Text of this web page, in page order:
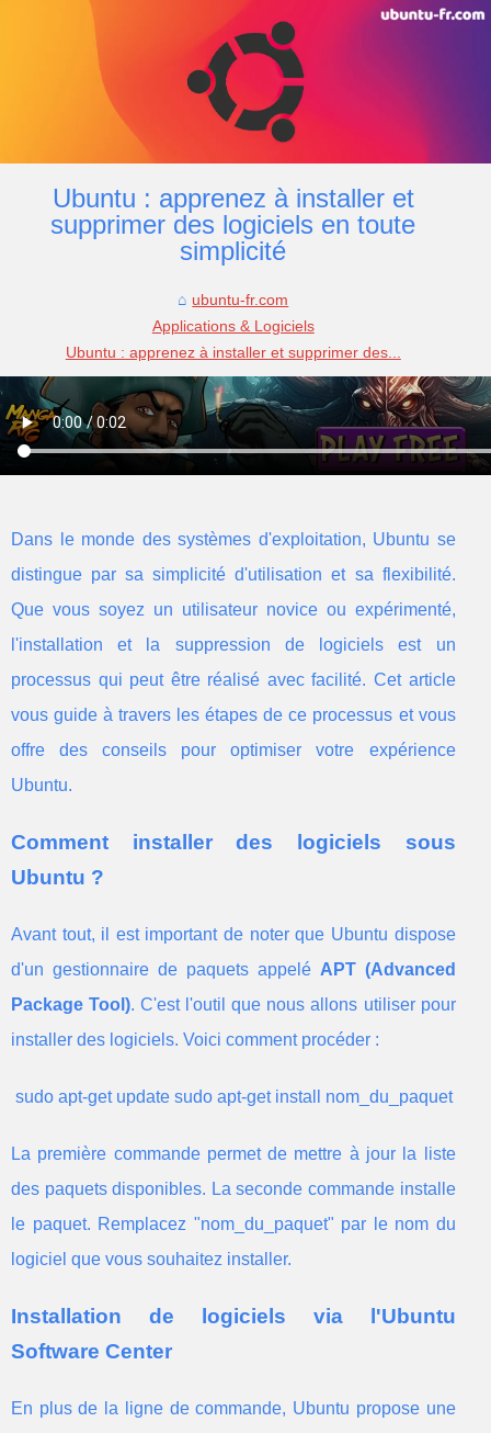
Ubuntu : apprenez à installer et
supprimer des logiciels en toute
simplicité
ubuntu-fr.com
Applications & Logiciels
Ubuntu : apprenez à installer et supprimer des...
Dans le monde des systèmes d'exploitation, Ubuntu se
distingue par sa simplicité d'utilisation et sa flexibilité.
Que vous soyez un utilisateur novice ou expérimenté,
l'installation et la suppression de logiciels est un
processus qui peut être réalisé avec facilité. Cet article
vous guide à travers les étapes de ce processus et vous
offre des conseils pour optimiser votre expérience
Ubuntu.
Comment installer des logiciels sous
Ubuntu ?
Avant tout, il est important de noter que Ubuntu dispose
d'un gestionnaire de paquets appelé APT (Advanced
Package Tool). C'est l'outil que nous allons utiliser pour
installer des logiciels. Voici comment procéder :
sudo apt-get update sudo apt-get install nom_du_paquet
La première commande permet de mettre à jour la liste
des paquets disponibles. La seconde commande installe
le paquet. Remplacez "nom_du_paquet" par le nom du
logiciel que vous souhaitez installer.
Installation de logiciels via l'Ubuntu
Software Center
En plus de la ligne de commande, Ubuntu propose une